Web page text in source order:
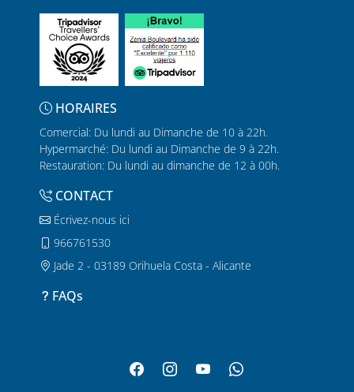
HORAIRES
Comercial: Du lundi au Dimanche de 10 à 22h.
Hypermarché: Du lundi au Dimanche de 9 à 22h.
Restauration: Du lundi au dimanche de 12 à 00h.
CONTACT
Écrivez-nous ici
966761530
Jade 2 - 03189 Orihuela Costa - Alicante
FAQs